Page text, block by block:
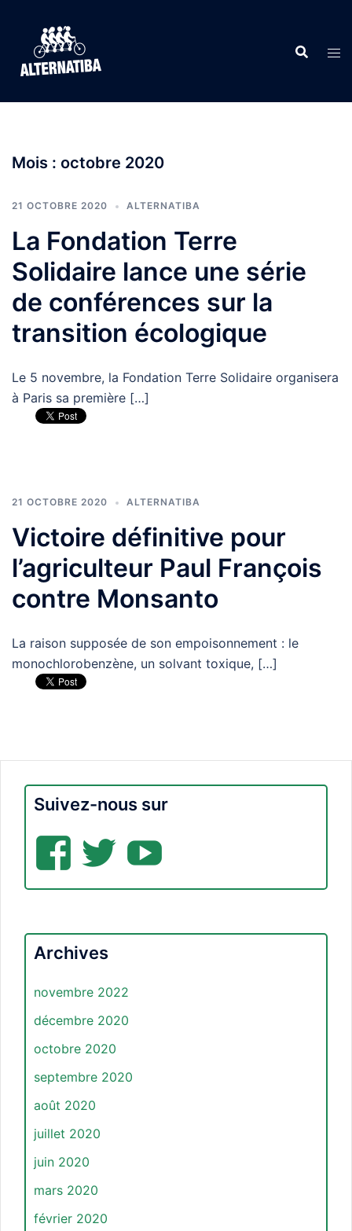
contenu
Mois : octobre 2020
21 OCTOBRE 2020 ALTERNATIBA
La Fondation Terre
Solidaire lance une série
de conférences sur la
transition écologique
Le 5 novembre, la Fondation Terre Solidaire organisera
à Paris sa première […]
21 OCTOBRE 2020 ALTERNATIBA
Victoire définitive pour
l’agriculteur Paul François
contre Monsanto
La raison supposée de son empoisonnement : le
monochlorobenzène, un solvant toxique, […]
Suivez-nous sur
Facebook
Twitter
Archives
novembre 2022
décembre 2020
octobre 2020
septembre 2020
août 2020
juillet 2020
juin 2020
mars 2020
février 2020